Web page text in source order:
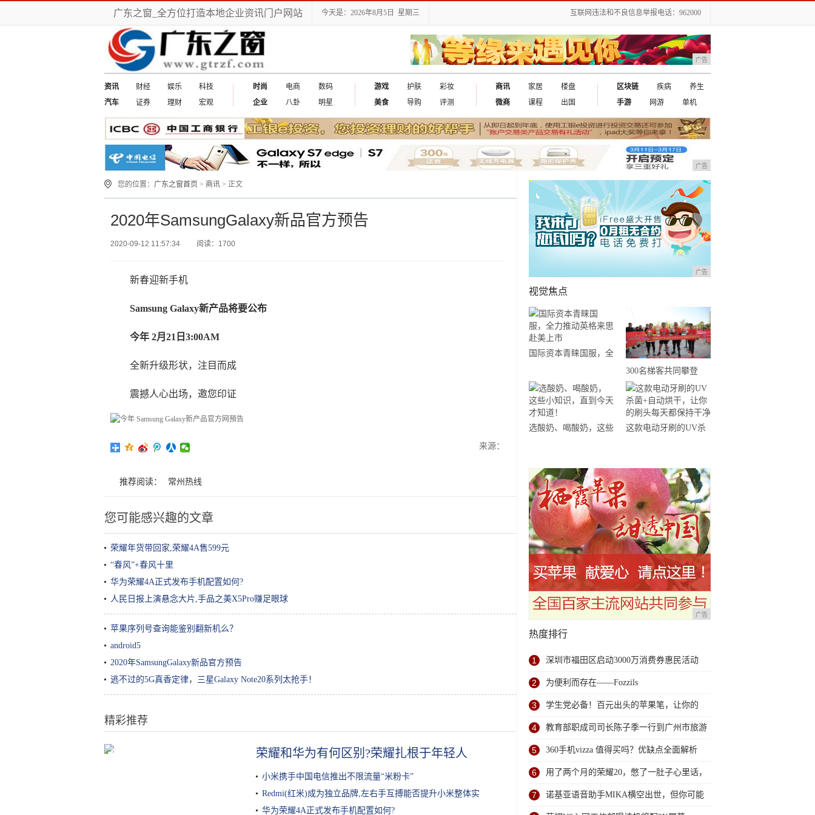
广东之窗_全方位打造本地企业资讯门户网站 今天是：2026年8月5日 星期三 互联网违法和不良信息举报电话：962000
广告
资讯 财经 娱乐
科技
汽车
证券 理财 宏观
时尚 电商
数码
企业
八卦 明星
游戏 护肤
彩妆
美食
导购 评测
商讯 家居
楼盘
微商
课程 出国
区块链 疾病
养生
手游
网游 单机
广告
您的位置： 广东之窗首页 > 商讯 > 正文
2020年SamsungGalaxy新品官方预告
2020-09-12 11:57:34 阅读：1700
新春迎新手机
Samsung Galaxy新产品将要公布
今年 2月21日3:00AM
全新升级形状，注目而成
震撼人心出场，邀您印证
来源：
推荐阅读： 常州热线
您可能感兴趣的文章
荣耀年货带回家,荣耀4A售599元
“春风”+春风十里
华为荣耀4A正式发布手机配置如何?
人民日报上演悬念大片,手品之美X5Pro赚足眼球
苹果序列号查询能鉴别翻新机么？
android5
2020年SamsungGalaxy新品官方预告
逃不过的5G真香定律，三星Galaxy Note20系列太抢手！
精彩推荐
腾讯全球数字生态大会城市峰会走
荣耀和华为有何区别?荣耀扎根于年轻人
小米携手中国电信推出不限流量“米粉卡”
Redmi(红米)成为独立品牌,左右手互搏能否提升小米整体实
华为荣耀4A正式发布手机配置如何?
广告
视觉焦点
国际资本青睐国服，全
市
300名梯客共同攀登
2019国际垂直马拉松超
级精英赛顺德海骏达中
心站欢乐开跑
选酸奶、喝酸奶，这些
这款电动牙刷的UV杀
广告
热度排行
1 深圳市福田区启动3000万消费券惠民活动
2 为便利而存在——Fozzils
3 学生党必备！百元出头的苹果笔，让你的
iPad成为学习神器
4 教育部职成司司长陈子季一行到广州市旅游
商务职业学校考察调研
5 360手机vizza 值得买吗？优缺点全面解析
6 用了两个月的荣耀20，憋了一肚子心里话，
今天终于一吐为快
7 诺基亚语音助手MIKA横空出世，但你可能